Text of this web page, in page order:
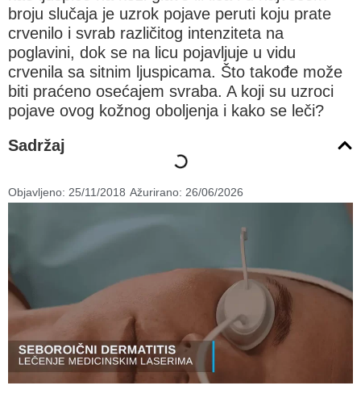
broju slučaja je uzrok pojave peruti koju prate
crvenilo i svrab različitog intenziteta na
poglavini, dok se na licu pojavljuje u vidu
crvenila sa sitnim ljuspicama. Što takođe može
biti praćeno osećajem svraba. A koji su uzroci
pojave ovog kožnog oboljenja i kako se leči?
Sadržaj
Objavljeno: 25/11/2018 Ažurirano: 26/06/2026